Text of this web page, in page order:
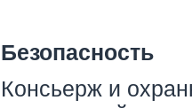
Безопасность
Консьерж и